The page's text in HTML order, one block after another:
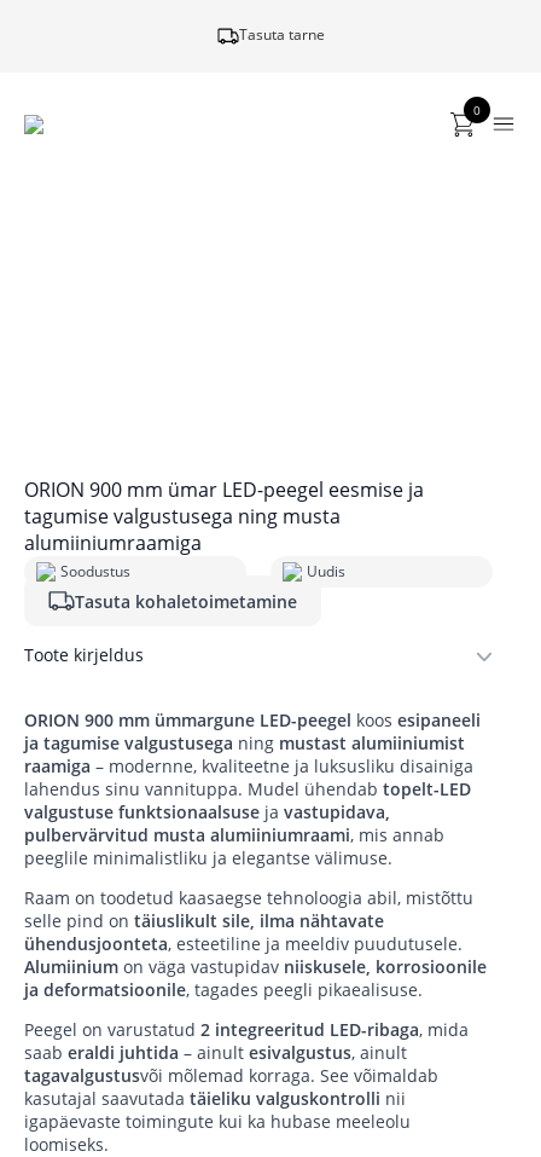
Tasuta tarne
0
ORION 900 mm ümar LED-peegel eesmise ja
tagumise valgustusega ning musta
alumiiniumraamiga
Soodustus Uudis
Tasuta kohaletoimetamine
Toote kirjeldus
ORION 900 mm ümmargune LED-peegel koos esipaneeli
ja tagumise valgustusega ning mustast alumiiniumist
raamiga – modernne, kvaliteetne ja luksusliku disainiga
lahendus sinu vannituppa. Mudel ühendab topelt-LED
valgustuse funktsionaalsuse ja vastupidava,
pulbervärvitud musta alumiiniumraami, mis annab
peeglile minimalistliku ja elegantse välimuse.
Raam on toodetud kaasaegse tehnoloogia abil, mistõttu
selle pind on täiuslikult sile, ilma nähtavate
ühendusjoonteta, esteetiline ja meeldiv puudutusele.
Alumiinium on väga vastupidav niiskusele, korrosioonile
ja deformatsioonile, tagades peegli pikaealisuse.
Peegel on varustatud 2 integreeritud LED-ribaga, mida
saab eraldi juhtida – ainult esivalgustus, ainult
tagavalgustusvõi mõlemad korraga. See võimaldab
kasutajal saavutada täieliku valguskontrolli nii
igapäevaste toimingute kui ka hubase meeleolu
loomiseks.